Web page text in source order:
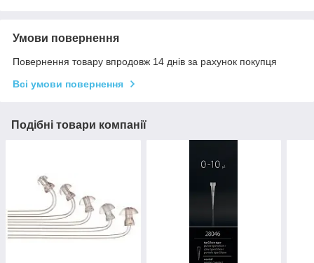
Умови повернення
Повернення товару впродовж 14 днів за рахунок покупця
Всі умови повернення
Подібні товари компанії